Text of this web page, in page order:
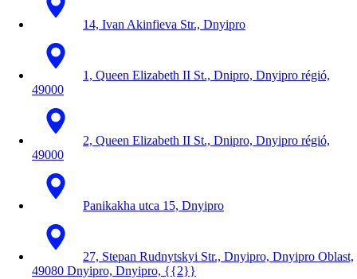
14, Ivan Akinfieva Str., Dnyipro
1, Queen Elizabeth II St., Dnipro, Dnyipro régió,
49000
2, Queen Elizabeth II St., Dnipro, Dnyipro régió,
49000
Panikakha utca 15, Dnyipro
27, Stepan Rudnytskyi Str., Dnyipro, Dnyipro Oblast,
49080 Dnyipro, Dnyipro, {{2}}